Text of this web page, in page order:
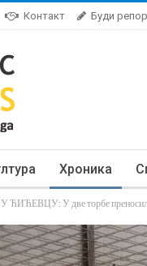
Контакт Буди
Хроника
У две торбе преносили